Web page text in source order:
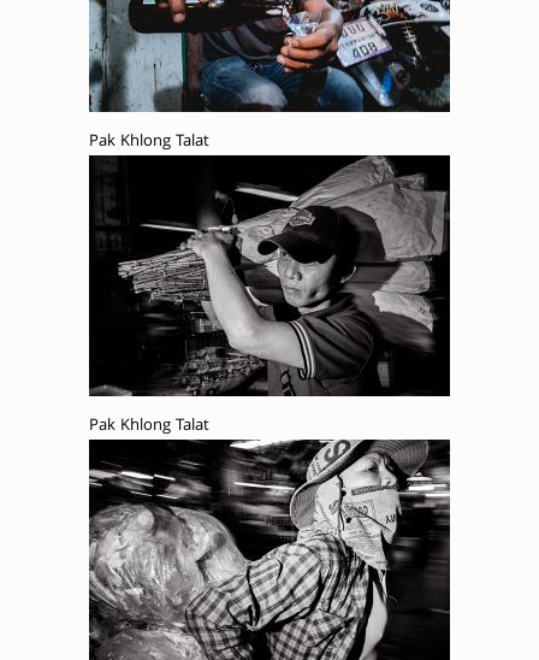
Pak Khlong Talat
Pak Khlong Talat